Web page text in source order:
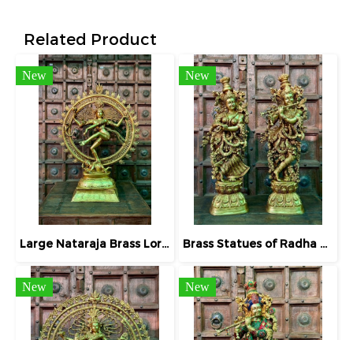
Related Product
New
Large Nataraja Brass Lord Shiva Golden Statue
New
Brass Statues of Radha and Krishna Full Details
New New